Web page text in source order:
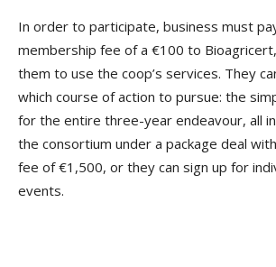
In order to participate, business must
membership fee of a €100 to
them to use the coop’s services. They
which course of action to pursue: the
for the entire three-year endeavour, all
the consortium under a package deal
fee of €1,500, or they can sign up for
events.